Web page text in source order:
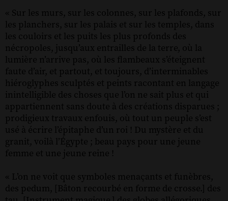
« Sur les murs, sur les colonnes, sur les plafonds, sur
les planchers, sur les palais et sur les temples, dans
les couloirs et les puits les plus profonds des
nécropoles, jusqu’aux entrailles de la terre, où la
lumière n’arrive pas, où les flambeaux s’éteignent
faute d’air, et partout, et toujours, d’interminables
hiéroglyphes sculptés et peints racontant en langage
inintelligible des choses que l’on ne sait plus et qui
appartiennent sans doute à des créations disparues ;
prodigieux travaux enfouis, où tout un peuple s’est
usé à écrire l’épitaphe d’un roi ! Du mystère et du
granit, voilà l’Égypte ; beau pays pour une jeune
femme et une jeune reine !
« L’on ne voit que symboles menaçants et funèbres,
des pedum, [Bâton recourbé en forme de crosse.] des